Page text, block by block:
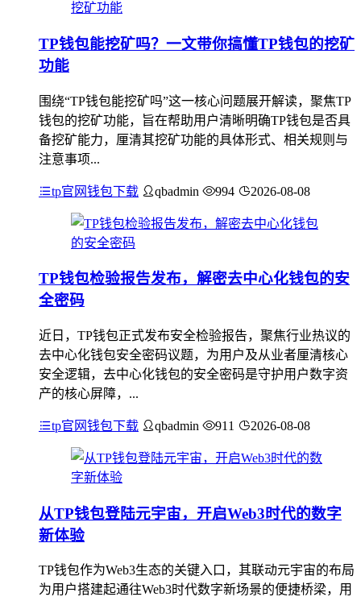
TP钱包能挖矿吗？一文带你搞懂TP钱包的挖矿
功能
围绕“TP钱包能挖矿吗”这一核心问题展开解读，聚焦TP
钱包的挖矿功能，旨在帮助用户清晰明确TP钱包是否具
备挖矿能力，厘清其挖矿功能的具体形式、相关规则与
注意事项...
tp官网钱包下载 qbadmin 994 2026-08-08
TP钱包检验报告发布，解密去中心化钱包的安
全密码
近日，TP钱包正式发布安全检验报告，聚焦行业热议的
去中心化钱包安全密码议题，为用户及从业者厘清核心
安全逻辑，去中心化钱包的安全密码是守护用户数字资
产的核心屏障，...
tp官网钱包下载 qbadmin 911 2026-08-08
从TP钱包登陆元宇宙，开启Web3时代的数字
新体验
TP钱包作为Web3生态的关键入口，其联动元宇宙的布局
为用户搭建起通往Web3时代数字新场景的便捷桥梁，用